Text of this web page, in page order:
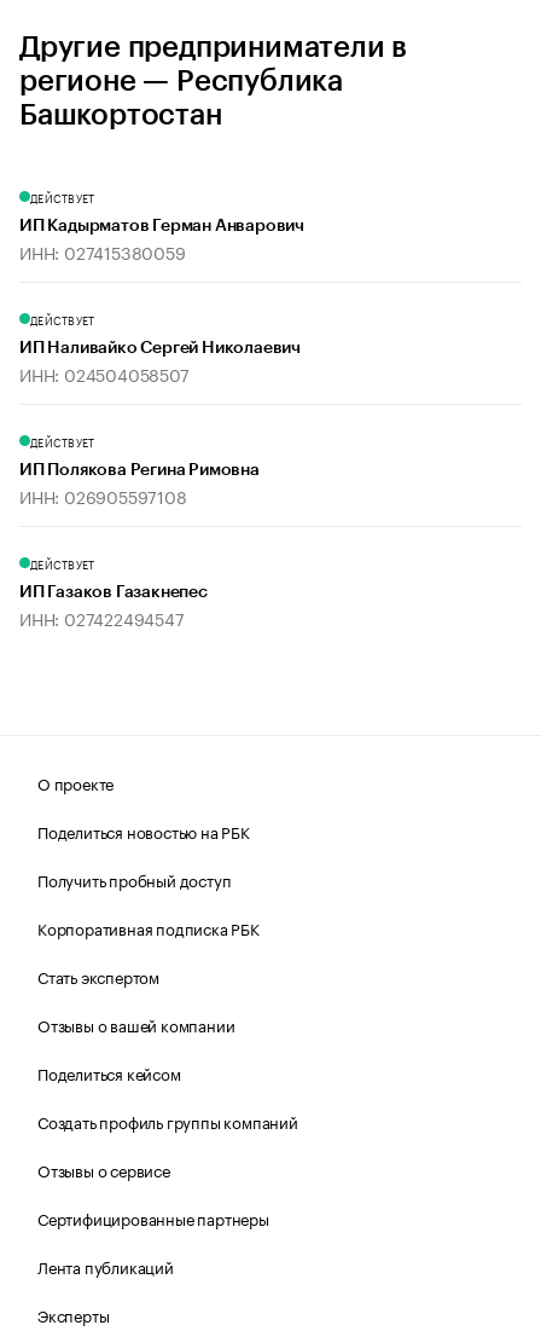
Другие предприниматели в
регионе — Республика
Башкортостан
ДЕЙСТВУЕТ
ИП Кадырматов Герман Анварович
ИНН: 027415380059
ДЕЙСТВУЕТ
ИП Наливайко Сергей Николаевич
ИНН: 024504058507
ДЕЙСТВУЕТ
ИП Полякова Регина Римовна
ИНН: 026905597108
ДЕЙСТВУЕТ
ИП Газаков Газакнепес
ИНН: 027422494547
О проекте
Поделиться новостью на РБК
Получить пробный доступ
Корпоративная подписка РБК
Стать экспертом
Отзывы о вашей компании
Поделиться кейсом
Создать профиль группы компаний
Отзывы о сервисе
Сертифицированные партнеры
Лента публикаций
Эксперты